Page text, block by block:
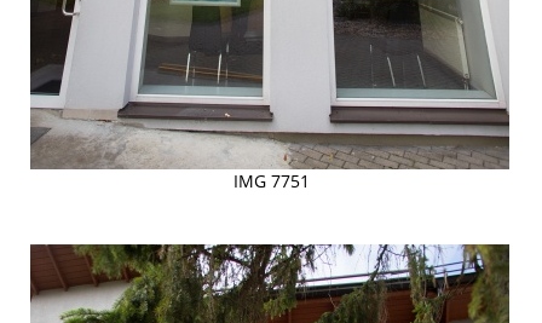
IMG 7751